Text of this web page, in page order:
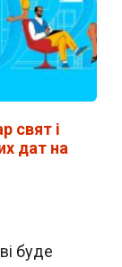
свят і
дат на
буде